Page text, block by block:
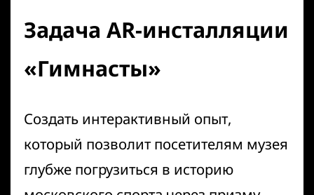
Задача AR-инсталляции
«Гимнасты»
Создать интерактивный опыт,
который позволит посетителям музея
глубже погрузиться в историю